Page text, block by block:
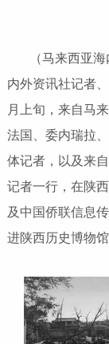
（马来西亚海
内外资讯社记者
月上旬，来自马
法国、委内瑞拉
体记者，以及来
记者一行，在陕
及中国侨联信息
进陕西历史博物馆